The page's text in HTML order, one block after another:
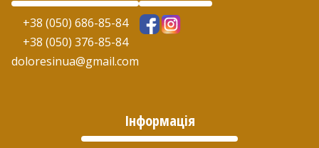
+38 (050) 686-85-84
+38 (050) 376-85-84
doloresinua@gmail.com
Інформація